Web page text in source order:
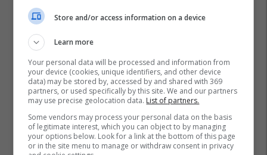
Store and/or access information on a device
Learn more
Your personal data will be processed and information from
your device (cookies, unique identifiers, and other device
data) may be stored by, accessed by and shared with 369
partners, or used specifically by this site. We and our partners
may use precise geolocation data. List of partners.
Some vendors may process your personal data on the basis
of legitimate interest, which you can object to by managing
your options below. Look for a link at the bottom of this page
or in the site menu to manage or withdraw consent in privacy